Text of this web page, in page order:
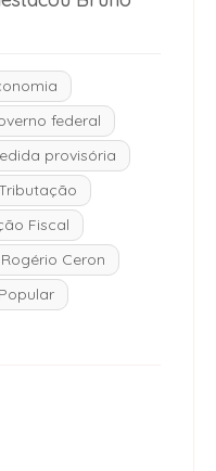
federal
provisória
Fiscal
Rogério Ceron